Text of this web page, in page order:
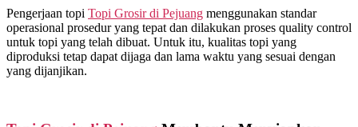
Pengerjaan topi Topi Grosir di Pejuang menggunakan standar
operasional prosedur yang tepat dan dilakukan proses quality control
untuk topi yang telah dibuat. Untuk itu, kualitas topi yang
diproduksi tetap dapat dijaga dan lama waktu yang sesuai dengan
yang dijanjikan.